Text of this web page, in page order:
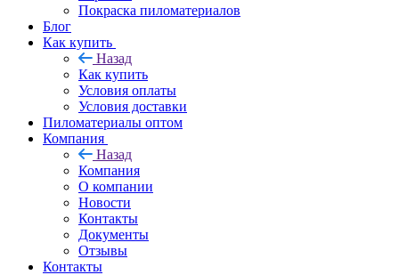
Покраска пиломатериалов
Блог
Как купить
Назад
Как купить
Условия оплаты
Условия доставки
Пиломатериалы оптом
Компания
Назад
Компания
О компании
Новости
Контакты
Документы
Отзывы
Контакты